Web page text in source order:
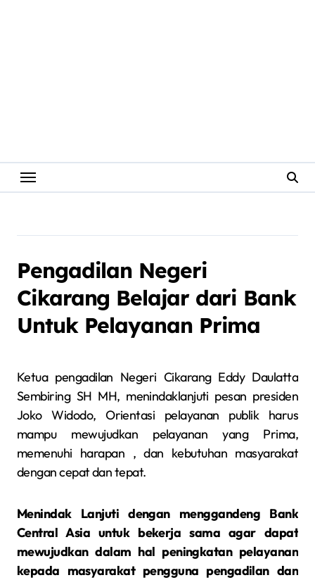
Pengadilan Negeri
Cikarang Belajar dari Bank
Untuk Pelayanan Prima
Ketua pengadilan Negeri Cikarang Eddy Daulatta
Sembiring SH MH, menindaklanjuti pesan presiden
Joko Widodo, Orientasi pelayanan publik harus
mampu mewujudkan pelayanan yang Prima,
memenuhi harapan , dan kebutuhan masyarakat
dengan cepat dan tepat.
Menindak Lanjuti dengan menggandeng Bank
Central Asia untuk bekerja sama agar dapat
mewujudkan dalam hal peningkatan pelayanan
kepada masyarakat pengguna pengadilan dan